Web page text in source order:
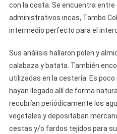
con la costa. Se encuentra
administrativos incas, Tambo
intermedio perfecto para el
Sus análisis hallaron polen y
calabaza y batata. También
utilizadas en la cestería. Es
hayan llegado allí de forma
recubrían periódicamente los
vegetales y depositaban
cestas y/o fardos tejidos para